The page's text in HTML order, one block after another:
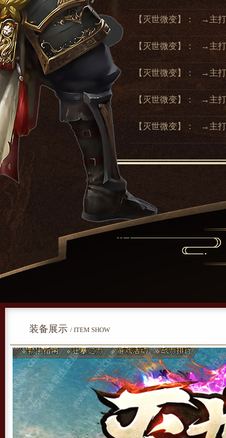
【灭世微变】： →主
【灭世微变】： →主
【灭世微变】： →主
【灭世微变】： →主
【灭世微变】： →主
装备展示 / ITEM SHOW